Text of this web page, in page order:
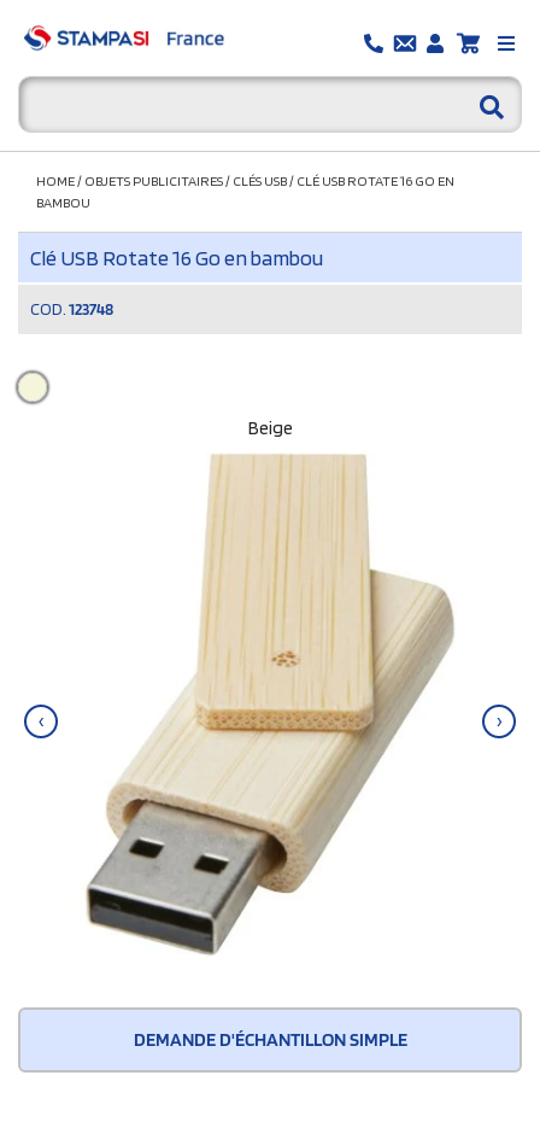
HOME/ OBJETS PUBLICITAIRES/ CLÉS USB/ CLÉ USB ROTATE 16 GO EN
BAMBOU
Clé USB Rotate 16 Go en bambou
COD. 123748
Beige
‹ ›
DEMANDE D'ÉCHANTILLON SIMPLE